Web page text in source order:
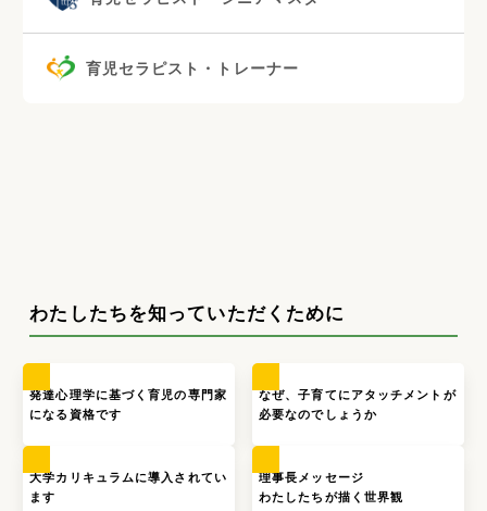
育児セラピスト・トレーナー
わたしたちを知っていただくために
発達心理学に基づく育児の専門家
になる資格です
なぜ、子育てにアタッチメントが
必要なのでしょうか
大学カリキュラムに導入されてい
ます
理事長メッセージ
わたしたちが描く世界観